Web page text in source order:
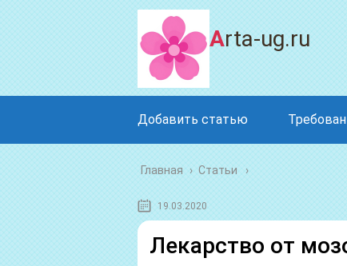
Arta-ug.ru
Добавить статью
Главная › Статьи
19.03.2020
Лекарство от